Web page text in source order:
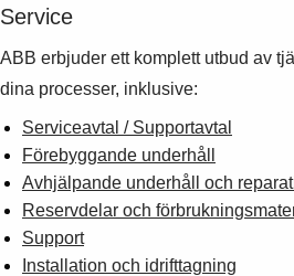
Service
ABB erbjuder ett komplett utbud av
dina processer, inklusive:
Serviceavtal / Supportavtal
Förebyggande underhåll
Avhjälpande underhåll och
Reservdelar och
Support
Installation och idrifttagning